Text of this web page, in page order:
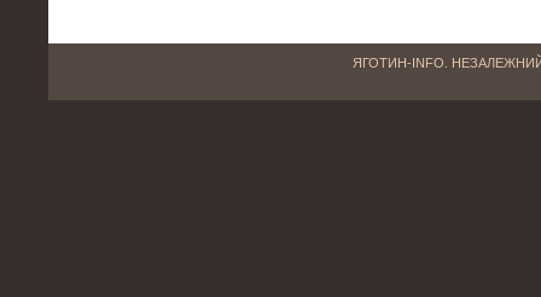
ЯГОТИН-INFO.